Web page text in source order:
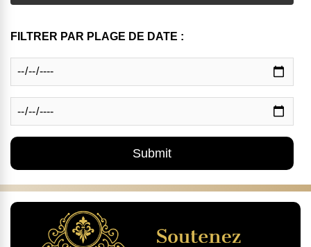
FILTRER PAR PLAGE DE DATE :